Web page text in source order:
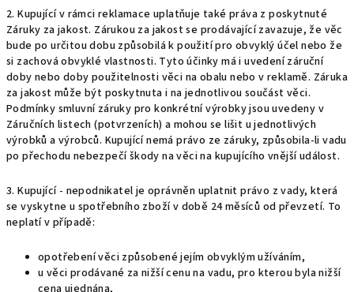
2. Kupující v rámci reklamace uplatňuje také práva z poskytnuté
Záruky za jakost. Zárukou za jakost se prodávající zavazuje, že věc
bude po určitou dobu způsobilá k použití pro obvyklý účel nebo že
si zachová obvyklé vlastnosti. Tyto účinky má i uvedení záruční
doby nebo doby použitelnosti věci na obalu nebo v reklamě. Záruka
za jakost může být poskytnuta i na jednotlivou součást věci.
Podmínky smluvní záruky pro konkrétní výrobky jsou uvedeny v
Záručních listech (potvrzeních) a mohou se lišit u jednotlivých
výrobků a výrobců. Kupující nemá právo ze záruky, způsobila-li vadu
po přechodu nebezpečí škody na věci na kupujícího vnější událost.
3. Kupující - nepodnikatel je oprávněn uplatnit právo z vady, která
se vyskytne u spotřebního zboží v době 24 měsíců od převzetí. To
neplatí v případě:
opotřebení věci způsobené jejím obvyklým užíváním,
u věci prodávané za nižší cenu na vadu, pro kterou byla nižší
cena ujednána,